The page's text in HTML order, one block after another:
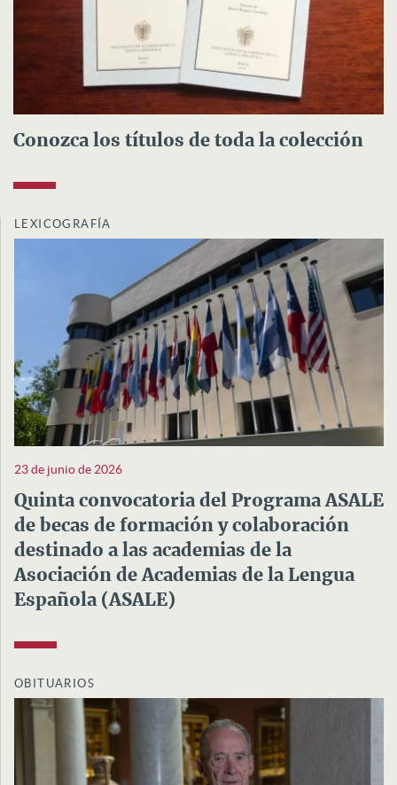
Conozca los títulos de toda la colección
LEXICOGRAFÍA
23 de junio de 2026
Quinta convocatoria del Programa ASALE
de becas de formación y colaboración
destinado a las academias de la
Asociación de Academias de la Lengua
Española (ASALE)
OBITUARIOS